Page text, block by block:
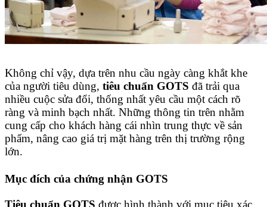
Không chỉ vậy, dựa trên nhu cầu ngày càng khắt khe
của người tiêu dùng, tiêu chuẩn GOTS đã trải qua
nhiều cuộc sửa đổi, thống nhất yêu cầu một cách rõ
ràng và minh bạch nhất. Những thông tin trên nhằm
cung cấp cho khách hàng cái nhìn trung thực về sản
phẩm, nâng cao giá trị mặt hàng trên thị trường rộng
lớn.
Mục đích của chứng nhận GOTS
Tiêu chuẩn GOTS được hình thành với mục tiêu xác